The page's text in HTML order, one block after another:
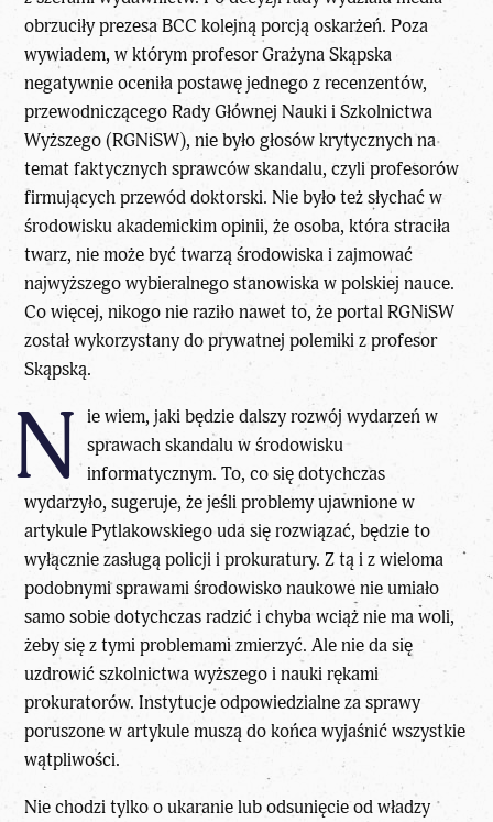
obrzuciły prezesa BCC kolejną porcją oskarżeń. Poza
wywiadem, w którym profesor Grażyna Skąpska
negatywnie oceniła postawę jednego z recenzentów,
przewodniczącego Rady Głównej Nauki i Szkolnictwa
Wyższego (RGNiSW), nie było głosów krytycznych na
temat faktycznych sprawców skandalu, czyli profesorów
firmujących przewód doktorski. Nie było też słychać w
środowisku akademickim opinii, że osoba, która straciła
twarz, nie może być twarzą środowiska i zajmować
najwyższego wybieralnego stanowiska w polskiej nauce.
Co więcej, nikogo nie raziło nawet to, że portal RGNiSW
został wykorzystany do prywatnej polemiki z profesor
Skąpską.
N ie wiem, jaki będzie dalszy rozwój wydarzeń w
sprawach skandalu w środowisku
informatycznym. To, co się dotychczas
wydarzyło, sugeruje, że jeśli problemy ujawnione w
artykule Pytlakowskiego uda się rozwiązać, będzie to
wyłącznie zasługą policji i prokuratury. Z tą i z wieloma
podobnymi sprawami środowisko naukowe nie umiało
samo sobie dotychczas radzić i chyba wciąż nie ma woli,
żeby się z tymi problemami zmierzyć. Ale nie da się
uzdrowić szkolnictwa wyższego i nauki rękami
prokuratorów. Instytucje odpowiedzialne za sprawy
poruszone w artykule muszą do końca wyjaśnić wszystkie
wątpliwości.
Nie chodzi tylko o ukaranie lub odsunięcie od władzy